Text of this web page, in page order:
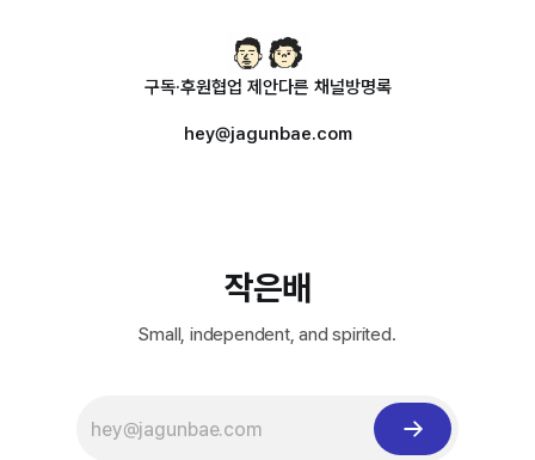
구독·후원협업 제안다른 채널방명록
hey@jagunbae.com
작은배
Small, independent, and spirited.